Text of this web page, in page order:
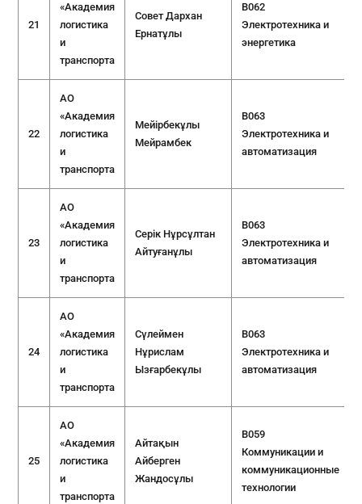
21
«Академия
логистика
и
транспорта
Совет Дархан
Ернатұлы
B062
Электротехника и
энергетика
22
АО
«Академия
логистика
и
транспорта
Мейірбекұлы
Мейрамбек
B063
Электротехника и
автоматизация
23
АО
«Академия
логистика
и
транспорта
Серік Нұрсұлтан
Айтуғанұлы
B063
Электротехника и
автоматизация
24
АО
«Академия
логистика
и
транспорта
Сүлеймен
Нұрислам
Ызғарбекұлы
B063
Электротехника и
автоматизация
25
АО
«Академия
логистика
и
транспорта
Айтақын
Айберген
Жандосұлы
B059
Коммуникации и
коммуникационные
технологии